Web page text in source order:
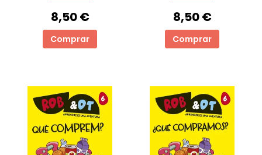
8,50 €
Comprar
8,50 €
Comprar